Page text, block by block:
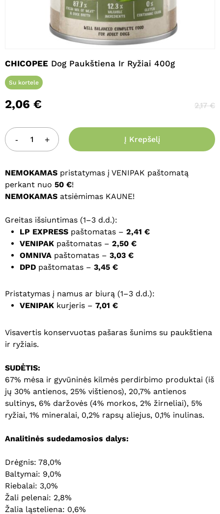
CHICOPEE Dog Paukštiena Ir Ryžiai 400g
Su kortele
2,06 € 2,17€
Į Krepšelį
NEMOKAMAS pristatymas į VENIPAK paštomatą
perkant nuo 50 €!
NEMOKAMAS atsiėmimas KAUNE!
Greitas išsiuntimas (1–3 d.d.):
LP EXPRESS paštomatas – 2,41 €
VENIPAK paštomatas – 2,50 €
OMNIVA paštomatas – 3,03 €
DPD paštomatas – 3,45 €
Pristatymas į namus ar biurą (1–3 d.d.):
VENIPAK kurjeris – 7,01 €
Visavertis konservuotas pašaras šunims su paukštiena
ir ryžiais.
SUDĖTIS:
67% mėsa ir gyvūninės kilmės perdirbimo produktai (iš
jų 30% antienos, 25% vištienos), 20,7% antienos
sultinys, 6% daržovės (4% morkos, 2% žirneliai), 5%
ryžiai, 1% mineralai, 0,2% rapsų aliejus, 0,1% inulinas.
Analitinės sudedamosios dalys:
Drėgnis: 78,0%
Baltymai: 9,0%
Riebalai: 3,0%
Žali pelenai: 2,8%
Žalia ląsteliena: 0,6%
Pavadinimas*
El. paštas*
interneto puslapį, kad jų nebereiktų
įvesti iš naujo, kai kitą kartą vėl norėsiu
parašyti komentarą.